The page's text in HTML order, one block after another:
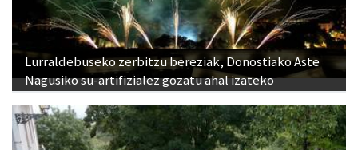
Lurraldebuseko zerbitzu bereziak, Donostiako Aste
Nagusiko su-artifizialez gozatu ahal izateko